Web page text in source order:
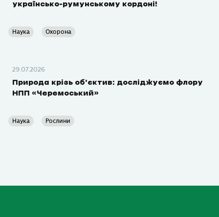
українсько-румунському кордоні!
Наука Охорона
29.07.2026
Природа крізь об’єктив: досліджуємо флору
НПП «Черемоський»
Наука Рослини